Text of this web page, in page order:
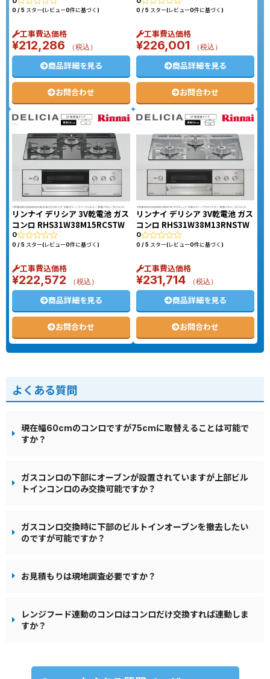
0 / 5 スター(レビュー0件に基づく)
工事費込価格
¥212,286 （税込）
商品詳細を見る
お問合わせ
0 / 5 スター(レビュー0件に基づく)
工事費込価格
¥226,001 （税込）
商品詳細を見る
お問合わせ
リンナイ デリシア 3V乾電池 ガス
コンロ RHS31W38M15RCSTW
0
0 / 5 スター(レビュー0件に基づく)
工事費込価格
¥222,572 （税込）
商品詳細を見る
お問合わせ
リンナイ デリシア 3V乾電池 ガス
コンロ RHS31W38M13RNSTW
0
0 / 5 スター(レビュー0件に基づく)
工事費込価格
¥231,714 （税込）
商品詳細を見る
お問合わせ
よくある質問
現在幅60cmのコンロですが75cmに取替えることは可能で
すか？
ガスコンロの下部にオーブンが設置されていますが上部ビル
トインコンロのみ交換可能ですか？
ガスコンロ交換時に下部のビルトインオーブンを撤去したい
のですが可能ですか？
お見積もりは現地調査必要ですか？
レンジフード連動のコンロはコンロだけ交換すれば連動しま
すか？